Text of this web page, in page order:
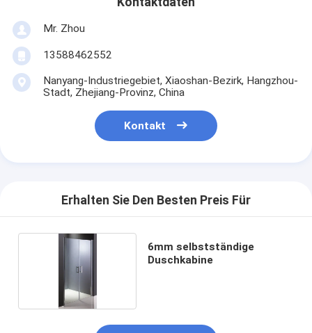
Mr. Zhou
13588462552
Nanyang-Industriegebiet, Xiaoshan-Bezirk, Hangzhou-
Stadt, Zhejiang-Provinz, China
Kontakt
Erhalten Sie Den Besten Preis Für
6mm selbstständige
Duschkabine